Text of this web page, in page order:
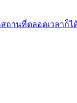
ถานที่ตลอดเวลาก็ไ